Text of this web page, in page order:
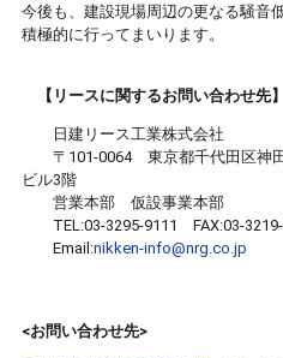
今後も、建設現場周辺の更なる騒音
積極的に行ってまいります。
【リースに関するお問い合わせ先】
日建リース工業株式会社
〒101-0064 東京都千代田区神
ビル3階
営業本部 仮設事業本部
TEL:03-3295-9111 FAX:03-3219-
Email:nikken-info@nrg.co.jp
<お問い合わせ先>